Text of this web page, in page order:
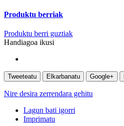
Produktu berriak
Produktu berri guztiak
Handiagoa ikusi
Tweeteatu Elkarbanatu Google+
Nire desira zerrendara gehitu
Lagun bati igorri
Imprimatu